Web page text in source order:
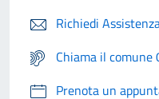
Richiedi
Chiama il
Prenota un